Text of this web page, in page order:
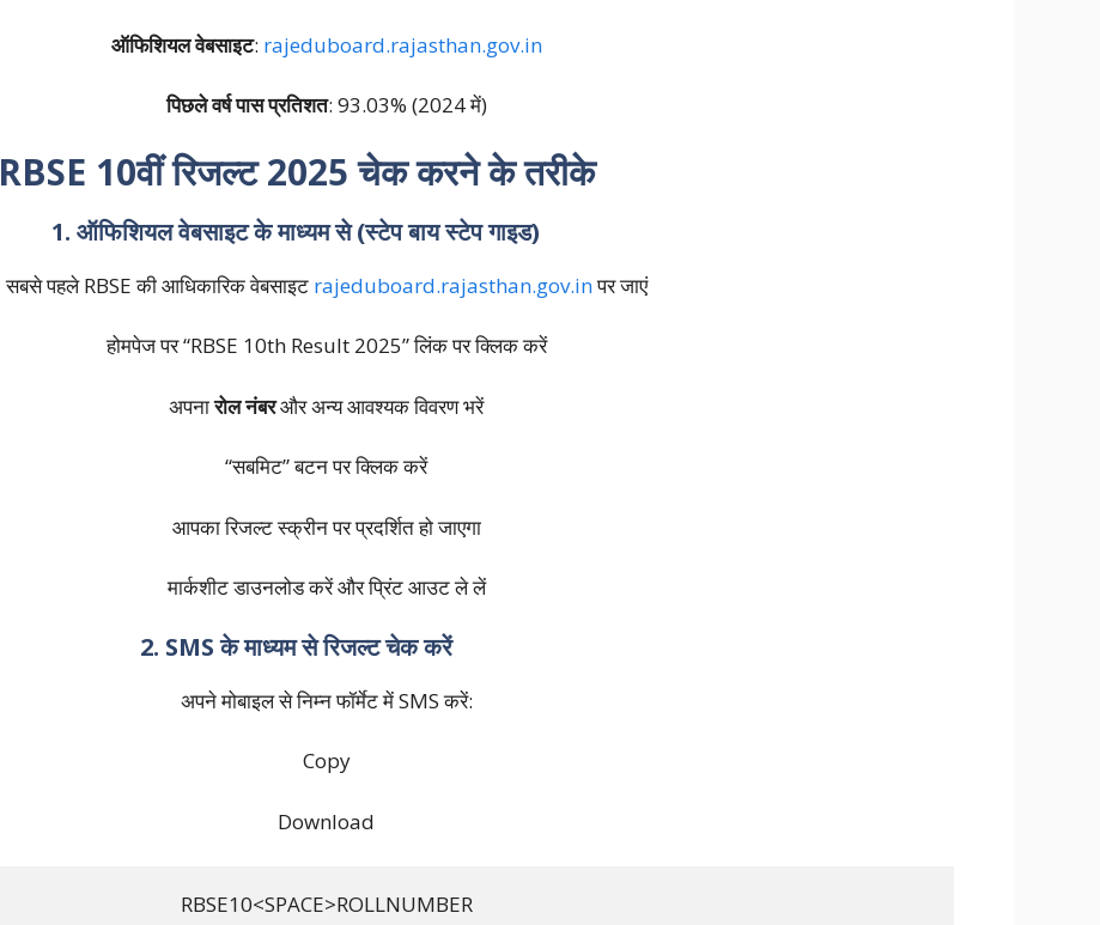
ऑफिशियल वेबसाइट: rajeduboard.rajasthan.gov.in
पिछले वर्ष पास प्रतिशत: 93.03% (2024 में)
RBSE 10वीं रिजल्ट 2025 चेक करने के तरीके
1. ऑफिशियल वेबसाइट के माध्यम से (स्टेप बाय स्टेप गाइड)
सबसे पहले RBSE की आधिकारिक वेबसाइट rajeduboard.rajasthan.gov.inपर जाएं
होमपेज पर “RBSE 10th Result 2025” लिंक पर क्लिक करें
अपनारोल नंबरऔर अन्य आवश्यक विवरण भरें
“सबमिट” बटन पर क्लिक करें
आपका रिजल्ट स्क्रीन पर प्रदर्शित हो जाएगा
मार्कशीट डाउनलोड करें और प्रिंट आउट ले लें
2. SMS के माध्यम से रिजल्ट चेक करें
अपने मोबाइल से निम्न फॉर्मेट में SMS करें:
Copy
Download
RBSE10<SPACE>ROLLNUMBER